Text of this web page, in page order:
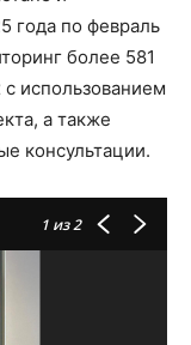
года по февраль
более 581
использованием
а также
консультации.
1 из 2